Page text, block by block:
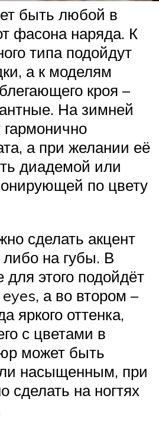
быть любой в
фасона наряда. К
типа подойдут
а к моделям
кроя –
На зимней
гармонично
а при желании её
диадемой или
по цвету
сделать акцент
либо на губы. В
этого подойдёт
а во втором –
яркого оттенка,
с цветами в
может быть
насыщенным, при
сделать на ногтях